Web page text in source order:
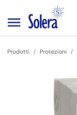
Prodotti Protezioni